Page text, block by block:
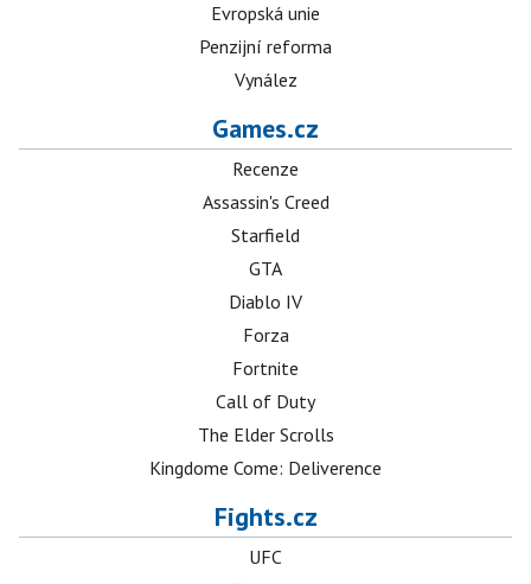
Evropská unie
Penzijní reforma
Vynález
Games.cz
Recenze
Assassin's Creed
Starfield
GTA
Diablo IV
Forza
Fortnite
Call of Duty
The Elder Scrolls
Kingdome Come: Deliverence
Fights.cz
UFC